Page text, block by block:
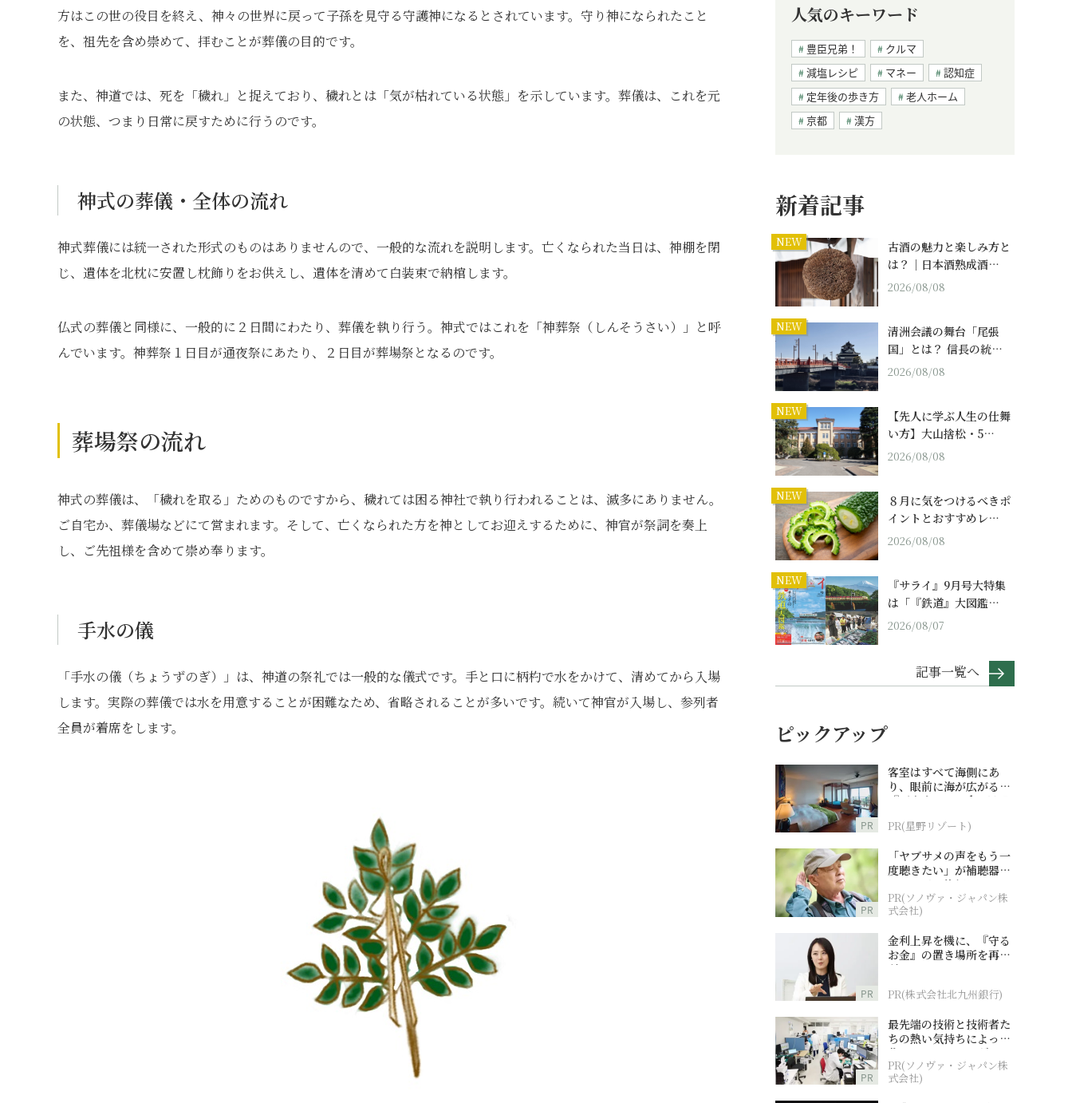
方はこの世の役目を終え、神々の世界に戻って子孫を見守る守護神になるとされています。守り神になられたこと
を、祖先を含め崇めて、拝むことが葬儀の目的です。
また、神道では、死を「穢れ」と捉えており、穢れとは「気が枯れている状態」を示しています。葬儀は、これを元
の状態、つまり日常に戻すために行うのです。
神式の葬儀・全体の流れ
神式葬儀には統一された形式のものはありませんので、一般的な流れを説明します。亡くなられた当日は、神棚を閉
じ、遺体を北枕に安置し枕飾りをお供えし、遺体を清めて白装束で納棺します。
仏式の葬儀と同様に、一般的に２日間にわたり、葬儀を執り行う。神式ではこれを「神葬祭（しんそうさい）」と呼
んでいます。神葬祭１日目が通夜祭にあたり、２日目が葬場祭となるのです。
葬場祭の流れ
神式の葬儀は、「穢れを取る」ためのものですから、穢れては困る神社で執り行われることは、滅多にありません。
ご自宅か、葬儀場などにて営まれます。そして、亡くなられた方を神としてお迎えするために、神官が祭詞を奏上
し、ご先祖様を含めて崇め奉ります。
手水の儀
「手水の儀（ちょうずのぎ）」は、神道の祭礼では一般的な儀式です。手と口に柄杓で水をかけて、清めてから入場
します。実際の葬儀では水を用意することが困難なため、省略されることが多いです。続いて神官が入場し、参列者
全員が着席をします。
人気のキーワード
豊臣兄弟！
クルマ
減塩レシピ
マネー
認知症
定年後の歩き方
老人ホーム
京都
漢方
新着記事
NEW
古酒の魅力と楽しみ方と
は？｜日本酒熟成酒…
2026/08/08
NEW
清洲会議の舞台「尾張
国」とは？ 信長の統…
2026/08/08
NEW
【先人に学ぶ人生の仕舞
い方】大山捨松・5…
2026/08/08
NEW
８月に気をつけるべきポ
イントとおすすめレ…
2026/08/08
NEW
『サライ』9月号大特集
は「『鉄道』大図鑑…
2026/08/07
記事一覧へ
ピックアップ
PR
客室はすべて海側にあ
り、眼前に海が広がる
『西表島ホテル by 星野
PR(星野リゾート)
PR
「ヤブサメの声をもう一
度聴きたい」が補聴器チ
ャレンジの後押しに
PR(ソノヴァ・ジャパン株
式会社)
PR
金利上昇を機に、『守る
お金』の置き場所を再検
討
PR(株式会社北九州銀行)
PR
最先端の技術と技術者た
ちの熱い気持ちによって
作られているオーダーメ
イド補聴器
PR(ソノヴァ・ジャパン株
式会社)